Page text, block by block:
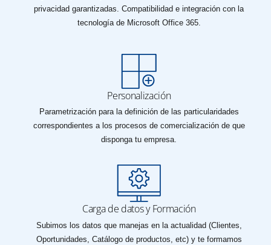
privacidad garantizadas. Compatibilidad e integración con la
tecnología de Microsoft Office 365.
Personalización
Parametrización para la definición de las particularidades
correspondientes a los procesos de comercialización de que
disponga tu empresa.
Carga de datos y Formación
Subimos los datos que manejas en la actualidad (Clientes,
Oportunidades, Catálogo de productos, etc) y te formamos